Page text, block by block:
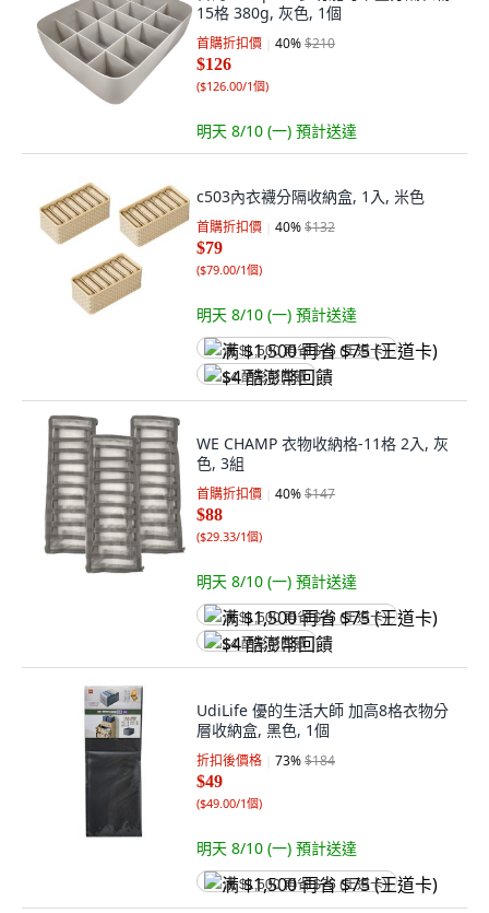
15格 380g, 灰色, 1個
首購折扣價 40%$210
$126
($126.00/1個)
明天 8/10 (一) 預計送達
c503內衣襪分隔收納盒, 1入, 米色
首購折扣價 40%$132
$79
($79.00/1個)
明天 8/10 (一) 預計送達
满 $1,500 再省 $75 (王道卡)
$4 酷澎幣回饋
WE CHAMP 衣物收納格-11格 2入, 灰
色, 3組
首購折扣價 40%$147
$88
($29.33/1個)
明天 8/10 (一) 預計送達
满 $1,500 再省 $75 (王道卡)
$4 酷澎幣回饋
UdiLife 優的生活大師 加高8格衣物分
層收納盒, 黑色, 1個
折扣後價格 73%$184
$49
($49.00/1個)
明天 8/10 (一) 預計送達
满 $1,500 再省 $75 (王道卡)